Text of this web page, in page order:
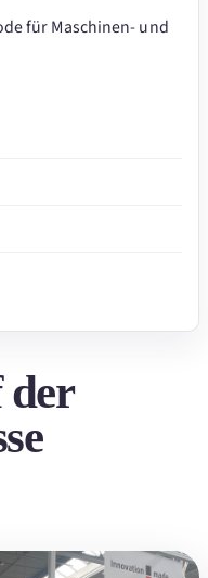
für Maschinen- und